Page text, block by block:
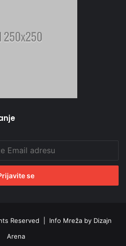
Reserved | Info Mreža by Dizajn
Arena